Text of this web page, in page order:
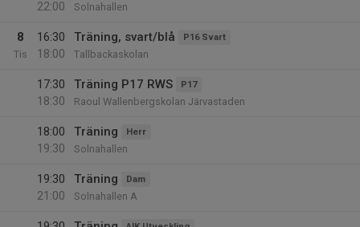
22:00 Solnahallen
8
Tis
16:30
18:00
Träning, svart/blå P16 Svart
Tallbackaskolan
17:30
18:30
Träning P17 RWS P17
Raoul Wallenbergskolan Järvastaden
18:00
19:30
Träning Herr
Solnahallen
19:30
21:00
Träning Dam
Solnahallen A